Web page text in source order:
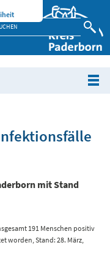
mit Stand
191 Menschen positiv
worden, Stand: 28. März,